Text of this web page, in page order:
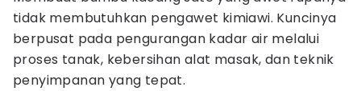
tidak membutuhkan pengawet kimiawi. Kuncinya
berpusat pada pengurangan kadar air melalui
proses tanak, kebersihan alat masak, dan teknik
penyimpanan yang tepat.